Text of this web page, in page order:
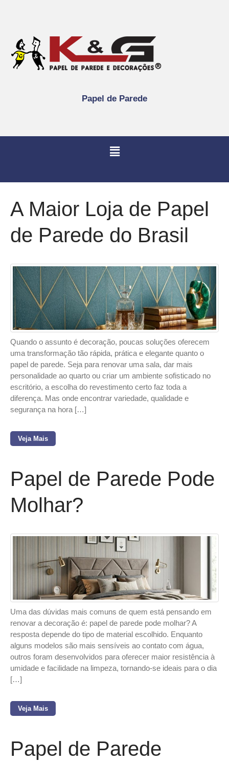
Papel de Parede
A Maior Loja de Papel
de Parede do Brasil
Quando o assunto é decoração, poucas soluções oferecem
uma transformação tão rápida, prática e elegante quanto o
papel de parede. Seja para renovar uma sala, dar mais
personalidade ao quarto ou criar um ambiente sofisticado no
escritório, a escolha do revestimento certo faz toda a
diferença. Mas onde encontrar variedade, qualidade e
segurança na hora […]
Veja Mais
Papel de Parede Pode
Molhar?
Uma das dúvidas mais comuns de quem está pensando em
renovar a decoração é: papel de parede pode molhar? A
resposta depende do tipo de material escolhido. Enquanto
alguns modelos são mais sensíveis ao contato com água,
outros foram desenvolvidos para oferecer maior resistência à
umidade e facilidade na limpeza, tornando-se ideais para o dia
[…]
Veja Mais
Papel de Parede